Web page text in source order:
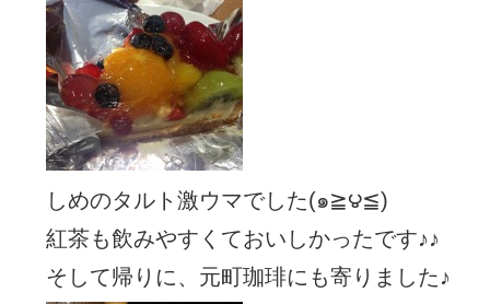
しめのタルト激ウマでした(๑≧౪≦)
紅茶も飲みやすくておいしかったです♪♪
そして帰りに、元町珈琲にも寄りました♪